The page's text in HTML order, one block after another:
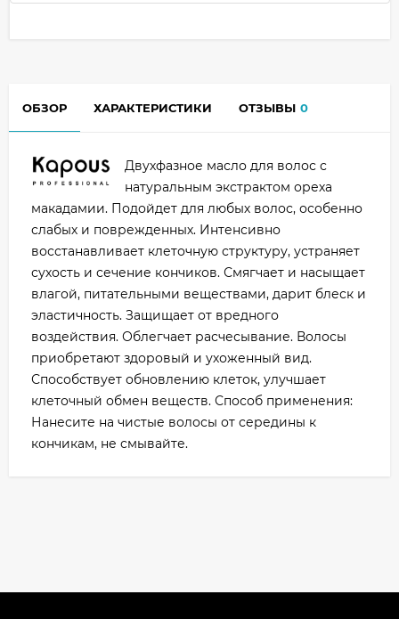
ОБЗОР ХАРАКТЕРИСТИКИ ОТЗЫВЫ 0
Двухфазное масло для волос с
натуральным экстрактом ореха
макадамии. Подойдет для любых волос, особенно
слабых и поврежденных. Интенсивно
восстанавливает клеточную структуру, устраняет
сухость и сечение кончиков. Смягчает и насыщает
влагой, питательными веществами, дарит блеск и
эластичность. Защищает от вредного
воздействия. Облегчает расчесывание. Волосы
приобретают здоровый и ухоженный вид.
Способствует обновлению клеток, улучшает
клеточный обмен веществ. Способ применения:
Нанесите на чистые волосы от середины к
кончикам, не смывайте.